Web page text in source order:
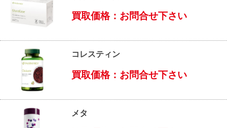
買取価格：お問合せ下さい
コレスティン
買取価格：お問合せ下さい
メタ